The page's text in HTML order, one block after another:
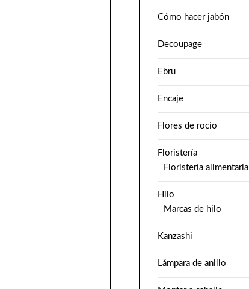
Cómo hacer jabón
Decoupage
Ebru
Encaje
Flores de rocío
Floristería
Floristería alimentaria
Hilo
Marcas de hilo
Kanzashi
Lámpara de anillo